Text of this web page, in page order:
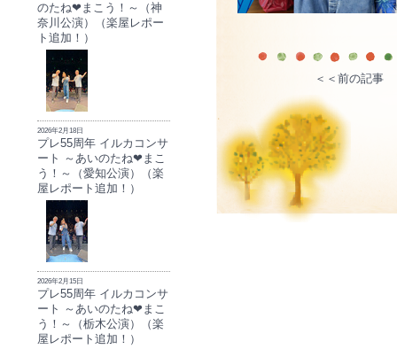
のたね❤まこう！～（神
奈川公演）（楽屋レポー
ト追加！）
2026年2月18日
プレ55周年 イルカコンサ
ート ～あいのたね❤まこ
う！～（愛知公演）（楽
屋レポート追加！）
2026年2月15日
プレ55周年 イルカコンサ
ート ～あいのたね❤まこ
う！～（栃木公演）（楽
屋レポート追加！）
＜＜前の記事